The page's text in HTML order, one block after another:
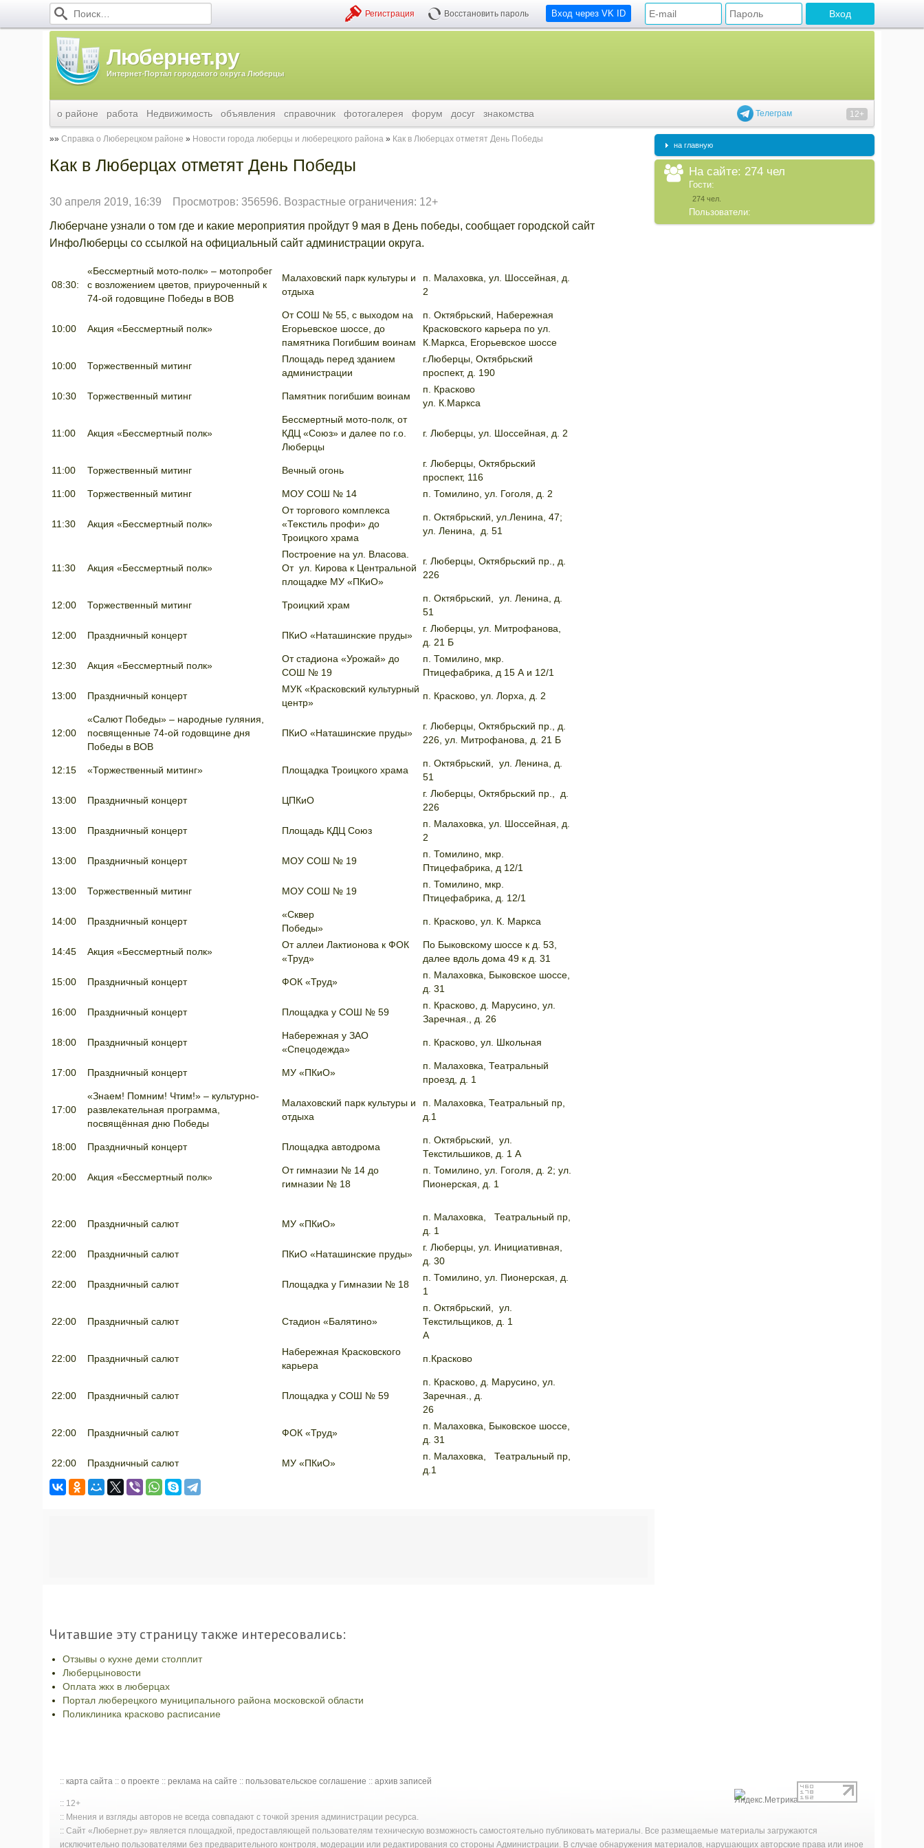
Вход через VK ID
Регистрация Восстановить пароль
Любернет.ру
Интернет-Портал городского округа Люберцы
Телеграм 12+
о районе работа Недвижимость объявления справочник фотогалерея форум досуг знакомства
Справка о Люберецком районе Новости города люберцы и люберецкого района Как в Люберцах отметят День Победы
Как в Люберцах отметят День Победы
30 апреля 2019, 16:39 Просмотров: 356596. Возрастные ограничения: 12+
Люберчане узнали о том где и какие мероприятия пройдут 9 мая в День победы, сообщает городской сайт
ИнфоЛюберцы со ссылкой на официальный сайт администрации округа.
08:30:
«Бессмертный мото-полк» – мотопробег
с возложением цветов, приуроченный к
74-ой годовщине Победы в ВОВ
Малаховский парк культуры и
отдыха
п. Малаховка, ул. Шоссейная, д.
2
10:00 Акция «Бессмертный полк»
От СОШ № 55, с выходом на
Егорьевское шоссе, до
памятника Погибшим воинам
п. Октябрьский, Набережная
Красковского карьера по ул.
К.Маркса, Егорьевское шоссе
10:00 Торжественный митинг
Площадь перед зданием
администрации
г.Люберцы, Октябрьский
проспект, д. 190
10:30 Торжественный митинг Памятник погибшим воинам
п. Красково
ул. К.Маркса
11:00 Акция «Бессмертный полк»
Бессмертный мото-полк, от
КДЦ «Союз» и далее по г.о.
Люберцы
г. Люберцы, ул. Шоссейная, д. 2
11:00 Торжественный митинг Вечный огонь
г. Люберцы, Октябрьский
проспект, 116
11:00
Торжественный митинг МОУ СОШ № 14 п. Томилино, ул. Гоголя, д. 2
11:30 Акция «Бессмертный полк»
От торгового комплекса
«Текстиль профи» до
Троицкого храма
п. Октябрьский, ул.Ленина, 47;
ул. Ленина, д. 51
11:30 Акция «Бессмертный полк»
Построение на ул. Власова.
От ул. Кирова к Центральной
площадке МУ «ПКиО»
г. Люберцы, Октябрьский пр., д.
226
12:00 Торжественный митинг Троицкий храм
п. Октябрьский, ул. Ленина, д.
51
12:00 Праздничный концерт ПКиО «Наташинские пруды»
г. Люберцы, ул. Митрофанова,
д. 21 Б
12:30 Акция «Бессмертный полк»
От стадиона «Урожай» до
СОШ № 19
п. Томилино, мкр.
Птицефабрика, д 15 А и 12/1
13:00 Праздничный концерт
МУК «Красковский культурный
центр»
п. Красково, ул. Лорха, д. 2
12:00
«Салют Победы» – народные гуляния,
посвященные 74-ой годовщине дня
Победы в ВОВ
ПКиО «Наташинские пруды»
г. Люберцы, Октябрьский пр., д.
226, ул. Митрофанова, д. 21 Б
12:15 «Торжественный митинг» Площадка Троицкого храма
п. Октябрьский, ул. Ленина, д.
51
13:00 Праздничный концерт ЦПКиО
г. Люберцы, Октябрьский пр., д.
226
13:00 Праздничный концерт Площадь КДЦ Союз
п. Малаховка, ул. Шоссейная, д.
2
13:00 Праздничный концерт МОУ СОШ № 19
п. Томилино, мкр.
Птицефабрика, д 12/1
13:00 Торжественный митинг МОУ СОШ № 19
п. Томилино, мкр.
Птицефабрика, д. 12/1
14:00 Праздничный концерт
«Сквер
Победы»
п. Красково, ул. К. Маркса
14:45 Акция «Бессмертный полк»
От аллеи Лактионова к ФОК
«Труд»
По Быковскому шоссе к д. 53,
далее вдоль дома 49 к д. 31
15:00 Праздничный концерт ФОК «Труд»
п. Малаховка, Быковское шоссе,
д. 31
16:00 Праздничный концерт Площадка у СОШ № 59
п. Красково, д. Марусино, ул.
Заречная., д. 26
18:00 Праздничный концерт
Набережная у ЗАО
«Спецодежда»
п. Красково, ул. Школьная
17:00 Праздничный концерт МУ «ПКиО»
п. Малаховка, Театральный
проезд, д. 1
17:00
«Знаем! Помним! Чтим!» – культурно-
развлекательная программа,
посвящённая дню Победы
Малаховский парк культуры и
отдыха
п. Малаховка, Театральный пр,
д.1
18:00 Праздничный концерт Площадка автодрома
п. Октябрьский, ул.
Текстильшиков, д. 1 А
20:00 Акция «Бессмертный полк»
От гимназии № 14 до
гимназии № 18
п. Томилино, ул. Гоголя, д. 2; ул.
Пионерская, д. 1
22:00 Праздничный салют МУ «ПКиО»
п. Малаховка, Театральный пр,
д. 1
22:00 Праздничный салют ПКиО «Наташинские пруды»
г. Люберцы, ул. Инициативная,
д. 30
22:00 Праздничный салют Площадка у Гимназии № 18
п. Томилино, ул. Пионерская, д.
1
22:00 Праздничный салют Стадион «Балятино»
п. Октябрьский, ул.
Текстильщиков, д. 1
А
22:00 Праздничный салют
Набережная Красковского
карьера
п.Красково
22:00 Праздничный салют Площадка у СОШ № 59
п. Красково, д. Марусино, ул.
Заречная., д.
26
22:00 Праздничный салют ФОК «Труд»
п. Малаховка, Быковское шоссе,
д. 31
22:00 Праздничный салют МУ «ПКиО»
п. Малаховка, Театральный пр,
д.1
Читавшие эту страницу также интересовались:
Отзывы о кухне деми столплит
Люберцыновости
Оплата жкх в люберцах
Портал люберецкого муниципального района московской области
Поликлиника красково расписание
на главную
На сайте: 274 чел
Гости:
274 чел.
Пользователи:
:: карта сайта :: о проекте :: реклама на сайте :: пользовательское соглашение :: архив записей
:: 12+
:: Мнения и взгляды авторов не всегда совпадают с точкой зрения администрации ресурса.
:: Сайт «Любернет.ру» является площадкой, предоставляющей пользователям техническую возможность самостоятельно публиковать материалы. Все размещаемые материалы загружаются
исключительно пользователями без предварительного контроля, модерации или редактирования со стороны Администрации. В случае обнаружения материалов, нарушающих авторские права или иное